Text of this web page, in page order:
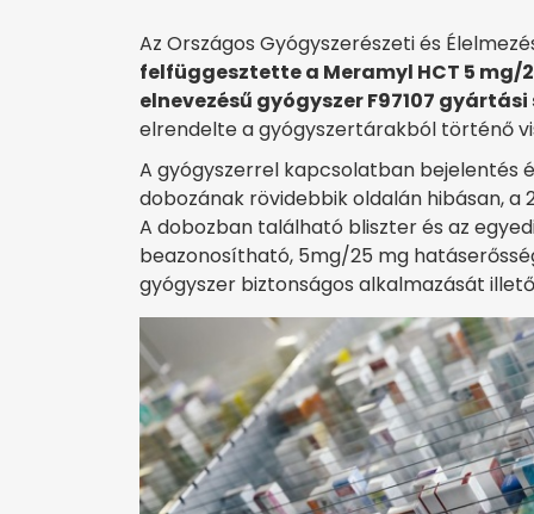
Az Országos Gyógyszerészeti és
felfüggesztette a Meramyl HCT 5
elnevezésű gyógyszer F97107
elrendelte a gyógyszertárakból történő
A gyógyszerrel kapcsolatban bejelentés
dobozának rövidebbik oldalán hibásan,
A dobozban található bliszter és az
beazonosítható, 5mg/25 mg
gyógyszer biztonságos alkalmazását